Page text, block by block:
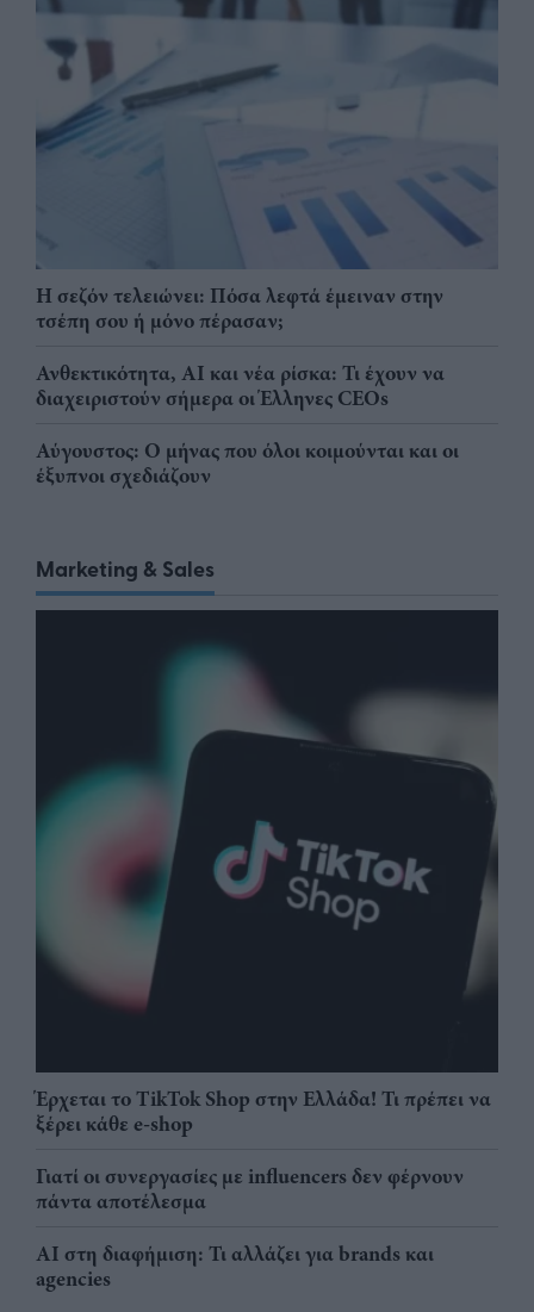
Η σεζόν τελειώνει: Πόσα λεφτά έμειναν στην
τσέπη σου ή μόνο πέρασαν;
Ανθεκτικότητα, AI και νέα ρίσκα: Τι έχουν να
διαχειριστούν σήμερα οι Έλληνες CEOs
Αύγουστος: Ο μήνας που όλοι κοιμούνται και οι
έξυπνοι σχεδιάζουν
Marketing & Sales
Έρχεται το TikTok Shop στην Ελλάδα! Τι πρέπει να
ξέρει κάθε e-shop
Γιατί οι συνεργασίες με influencers δεν φέρνουν
πάντα αποτέλεσμα
AI στη διαφήμιση: Τι αλλάζει για brands και
agencies